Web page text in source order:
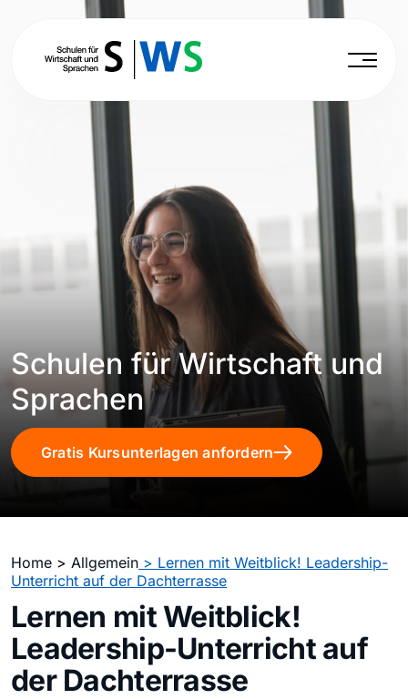
Schulen für Wirtschaft und
Sprachen
Gratis Kursunterlagen anfordern
Home > Allgemein > Lernen mit Weitblick! Leadership-
Unterricht auf der Dachterrasse
Lernen mit Weitblick!
Leadership-Unterricht auf
der Dachterrasse